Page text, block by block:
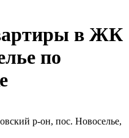
в ЖК
по
р-он, пос. Новоселье,